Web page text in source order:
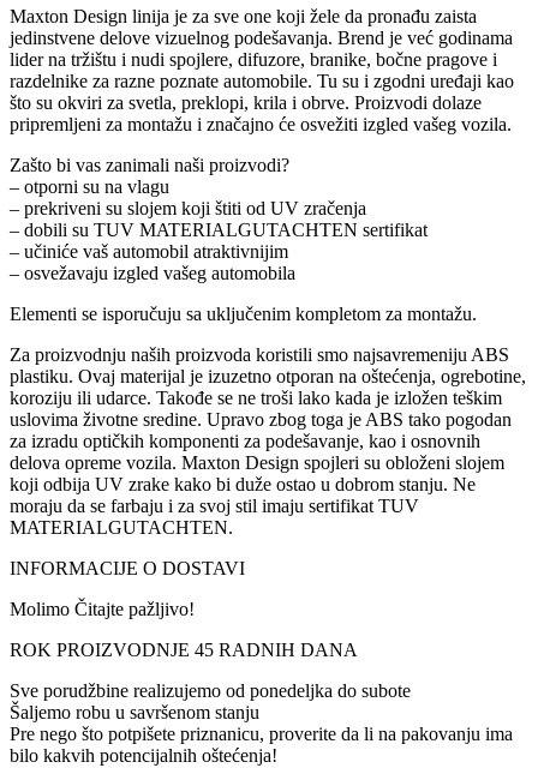
Maxton Design linija je za sve one koji žele da pronađu zaista
jedinstvene delove vizuelnog podešavanja. Brend je već godinama
lider na tržištu i nudi spojlere, difuzore, branike, bočne pragove i
razdelnike za razne poznate automobile. Tu su i zgodni uređaji kao
što su okviri za svetla, preklopi, krila i obrve. Proizvodi dolaze
pripremljeni za montažu i značajno će osvežiti izgled vašeg vozila.
Zašto bi vas zanimali naši proizvodi?
– otporni su na vlagu
– prekriveni su slojem koji štiti od UV zračenja
– dobili su TUV MATERIALGUTACHTEN sertifikat
– učiniće vaš automobil atraktivnijim
– osvežavaju izgled vašeg automobila
Elementi se isporučuju sa uključenim kompletom za montažu.
Za proizvodnju naših proizvoda koristili smo najsavremeniju ABS
plastiku. Ovaj materijal je izuzetno otporan na oštećenja, ogrebotine,
koroziju ili udarce. Takođe se ne troši lako kada je izložen teškim
uslovima životne sredine. Upravo zbog toga je ABS tako pogodan
za izradu optičkih komponenti za podešavanje, kao i osnovnih
delova opreme vozila. Maxton Design spojleri su obloženi slojem
koji odbija UV zrake kako bi duže ostao u dobrom stanju. Ne
moraju da se farbaju i za svoj stil imaju sertifikat TUV
MATERIALGUTACHTEN.
INFORMACIJE O DOSTAVI
Molimo Čitajte pažljivo!
ROK PROIZVODNJE 45 RADNIH DANA
Sve porudžbine realizujemo od ponedeljka do subote
Šaljemo robu u savršenom stanju
Pre nego što potpišete priznanicu, proverite da li na pakovanju ima
bilo kakvih potencijalnih oštećenja!